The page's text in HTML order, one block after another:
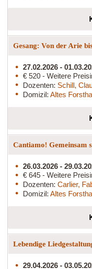
Gesang: Von der Arie
27.02.2026 -
€ 520 - Weitere
Dozenten: Schill,
Domizil: Altes
Cantiamo! Gemeinsam
26.03.2026 -
€ 645 - Weitere
Dozenten: Carlier,
Domizil: Altes
Lebendige
29.04.2026 -